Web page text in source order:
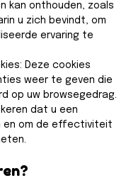
kan onthouden, zoals
u zich bevindt, om
ervaring te
Deze cookies
weer te geven die
op uw browsegedrag.
dat u een
en om de effectiviteit